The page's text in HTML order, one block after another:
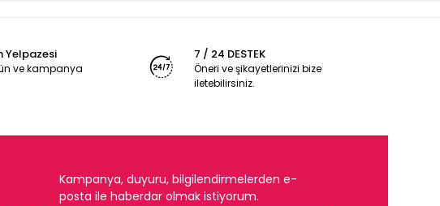
Yelpazesi
ve kampanya
7 / 24 DESTEK
Öneri ve şikayetlerinizi bize
iletebilirsiniz.
Kampanya, duyuru, bilgilendirmelerden e-
posta ile haberdar olmak istiyorum.